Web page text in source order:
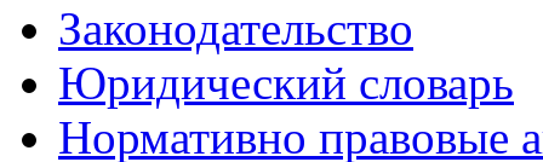
Законодательство
Юридический словарь
Нормативно правовые